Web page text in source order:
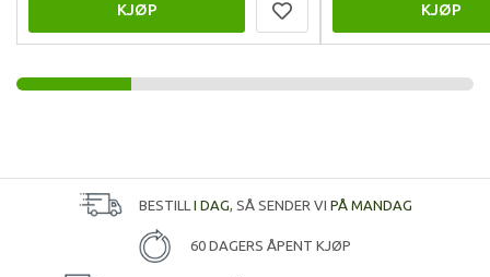
KJØP KJØP
BESTILL I DAG, SÅ SENDER VI PÅ MANDAG
60 DAGERS ÅPENT KJØP